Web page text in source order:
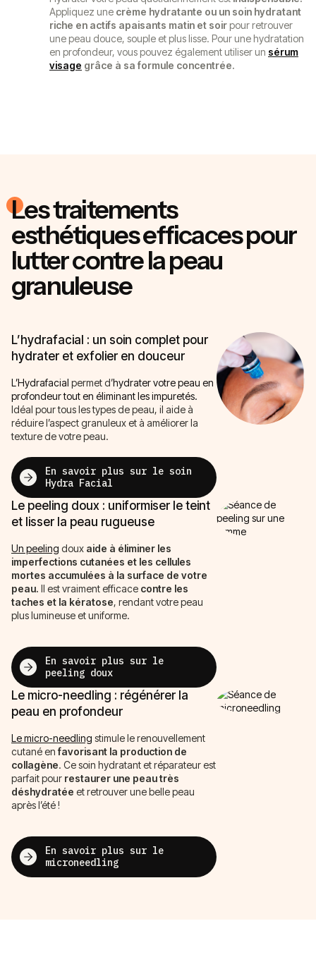
Appliquez une crème hydratante ou un soin hydratant
riche en actifs apaisants matin et soirpour retrouver
une peau douce, souple et plus lisse. Pour une hydratation
en profondeur, vous pouvez également utiliser un sérum
visage grâce à sa formule concentrée.
Les traitements
esthétiques efficaces pour
lutter contre la peau
granuleuse
L’hydrafacial : un soin complet pour
hydrater et exfolier en douceur
L’Hydrafacial permet d’hydrater votre peau en
profondeur tout en éliminant les impuretés.
Idéal pour tous les types de peau, il aide à
réduire l’aspect granuleux et à améliorer la
texture de votre peau.
En savoir plus sur le soin
Hydra Facial
Le peeling doux : uniformiser le teint
et lisser la peau rugueuse
Un peeling doux aide à éliminer les
imperfections cutanées et les cellules
mortes accumulées à la surface de votre
peau. Il est vraiment efficace contre les
taches et la kératose, rendant votre peau
plus lumineuse et uniforme.
En savoir plus sur le
peeling doux
Le micro-needling : régénérer la
peau en profondeur
Le micro-needling stimule le renouvellement
cutané en favorisant la production de
collagène. Ce soin hydratant et réparateur est
parfait pour restaurer une peau très
déshydratée et retrouver une belle peau
après l’été !
En savoir plus sur le
microneedling